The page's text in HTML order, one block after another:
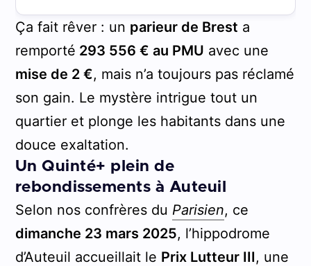
Ça fait rêver : un parieur de Brest a
remporté 293 556 € au PMU avec une
mise de 2 €, mais n’a toujours pas réclamé
son gain. Le mystère intrigue tout un
quartier et plonge les habitants dans une
douce exaltation.
Un Quinté+ plein de
rebondissements à Auteuil
Selon nos confrères du Parisien, ce
dimanche 23 mars 2025, l’hippodrome
d’Auteuil accueillait le Prix Lutteur III, une